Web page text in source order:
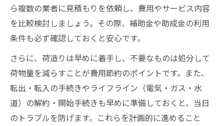
ら複数の業者に見積もりを依頼し、費用やサービス内容
を比較検討しましょう。その際、補助金や助成金の利用
条件も必ず確認しておくと安心です。
さらに、荷造りは早めに着手し、不要なものは処分して
荷物量を減らすことが費用節約のポイントです。また、
転出・転入の手続きやライフライン（電気・ガス・水
道）の解約・開始手続きも早めに準備しておくと、当日
のトラブルを防げます。これらを計画的に進めること